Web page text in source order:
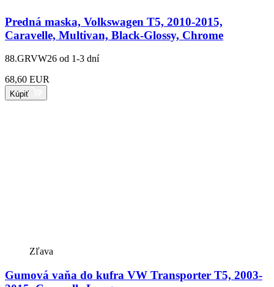
Predná maska, Volkswagen T5, 2010-2015,
Caravelle, Multivan, Black-Glossy, Chrome
88.GRVW26 od 1-3 dní
68,60 EUR
Kúpiť
Zľava
Gumová vaňa do kufra VW Transporter T5, 2003-